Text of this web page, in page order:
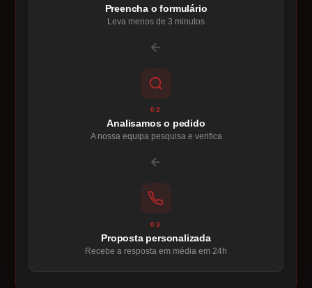
Preencha o formulário
Leva menos de 3 minutos
02
Analisamos o pedido
A nossa equipa pesquisa e verifica
03
Proposta personalizada
Recebe a resposta em média em 24h